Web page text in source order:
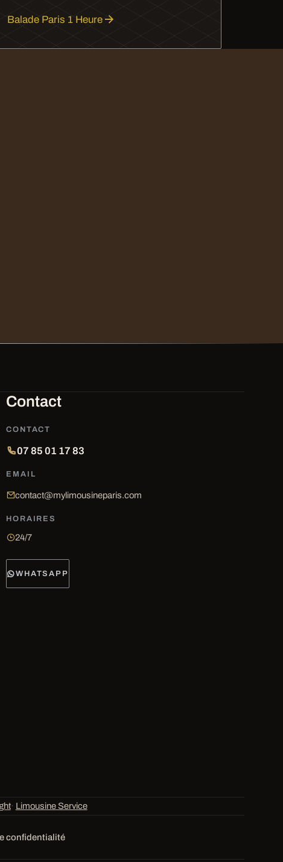
Balade Paris 1 Heure
Contact
CONTACT
07 85 01 17 83
EMAIL
contact@mylimousineparis.com
HORAIRES
24/7
WHATSAPP
· Limousine Service
confidentialité